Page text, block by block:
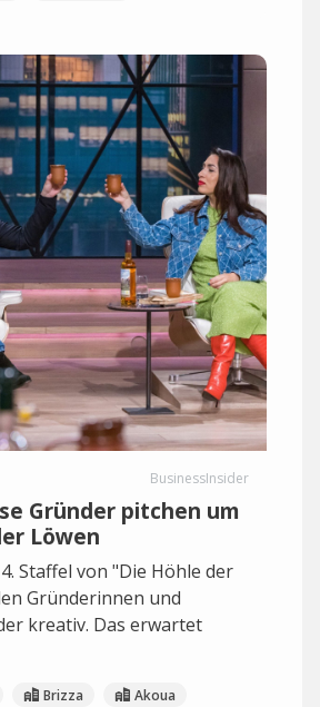
BusinessInsider
Gründer pitchen um
Löwen
Staffel von "Die Höhle der
Gründerinnen und
kreativ. Das erwartet
Brizza
Akoua